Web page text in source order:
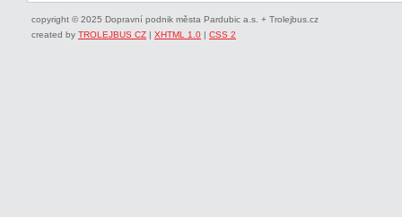
copyright © 2025 Dopravní podnik města Pardubic a.s. + Trolejbus.cz
created by TROLEJBUS CZ | XHTML 1.0 | CSS 2